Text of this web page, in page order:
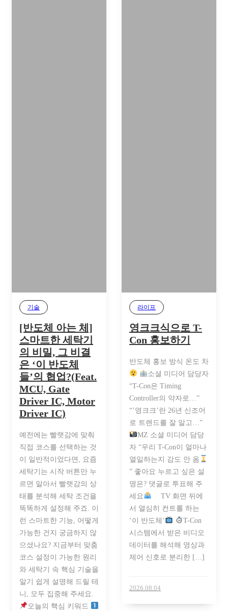
기술
[반도체 아는 체]
스마트한 세탁기
의 비밀, 그 비결
은 ‘이 반도체
들’의 협업?(Feat.
MCU, Gate
Driver IC, Motor
Driver IC)
예전에는 빨랫감에 맞춰
직접 코스를 선택하는 것
이 일반적이었다면, 요즘
세탁기는 시작 버튼만 누
르면 알아서 빨랫감의 상
태를 분석해 세탁 조건을
똑똑하게 설정해 주죠. 이
런 스마트한 기능, 어떻게
가능한 건지 궁금하지 않
으셨나요? 지금부터 맞춤
코스 설정이 가능한 원리
와 세탁기 속 핵심 기술을
알기 쉽게 설명해 드릴 테
니, 모두 집중해 주세요.
오늘의 핵심 키워드
라이프
영크크식으로 T-
Con 홍보하기
반도체 홍보 방식 온도 차
소셜 미디어 담당자
“T-Con은 Timing
Controller의 약자로…”
“’영크크’란 26년 신조어
로 트렌드를 잘 알고…”
MZ 소셜 미디어 담당
자 “우리 T-Con이 얼마나
열일하는지 감도 안 옴
” 좋아요 누르고 싶은 설
명은? 댓글로 투표해 주
세요
⠀ TV 화면 뒤에
서 열심히 컨트롤 하는
‘이 반도체‘
T-Con
시스템에서 받은 비디오
데이터를 해석해 영상과
제어 신호로 분리한 […]
2026.08.04